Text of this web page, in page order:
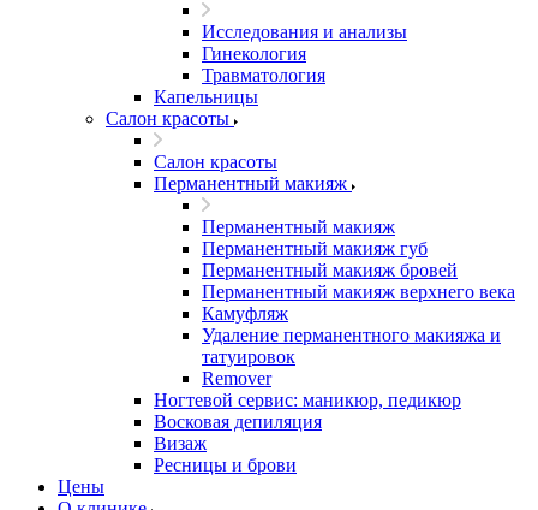
Исследования и анализы
Гинекология
Травматология
Капельницы
Салон красоты
Салон красоты
Перманентный макияж
Перманентный макияж
Перманентный макияж губ
Перманентный макияж бровей
Перманентный макияж верхнего века
Камуфляж
Удаление перманентного макияжа и
татуировок
Remover
Ногтевой сервис: маникюр, педикюр
Восковая депиляция
Визаж
Ресницы и брови
Цены